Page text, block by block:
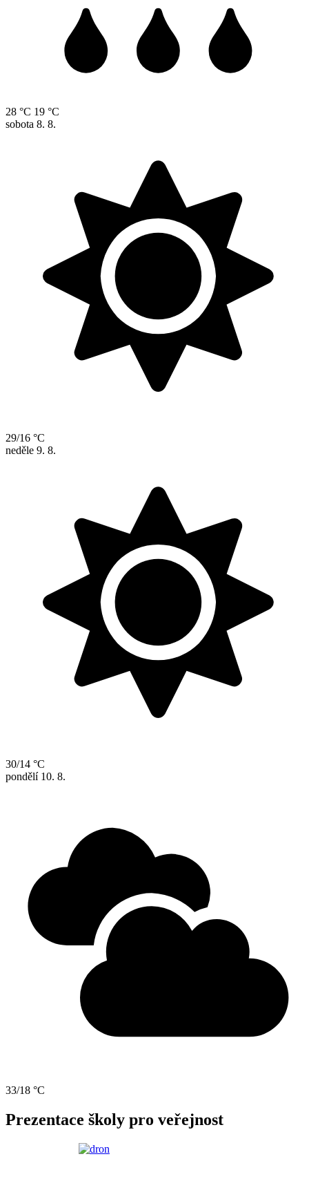
28 °C 19 °C
sobota 8. 8.
29/16 °C
neděle 9. 8.
30/14 °C
pondělí 10. 8.
33/18 °C
Prezentace školy pro veřejnost